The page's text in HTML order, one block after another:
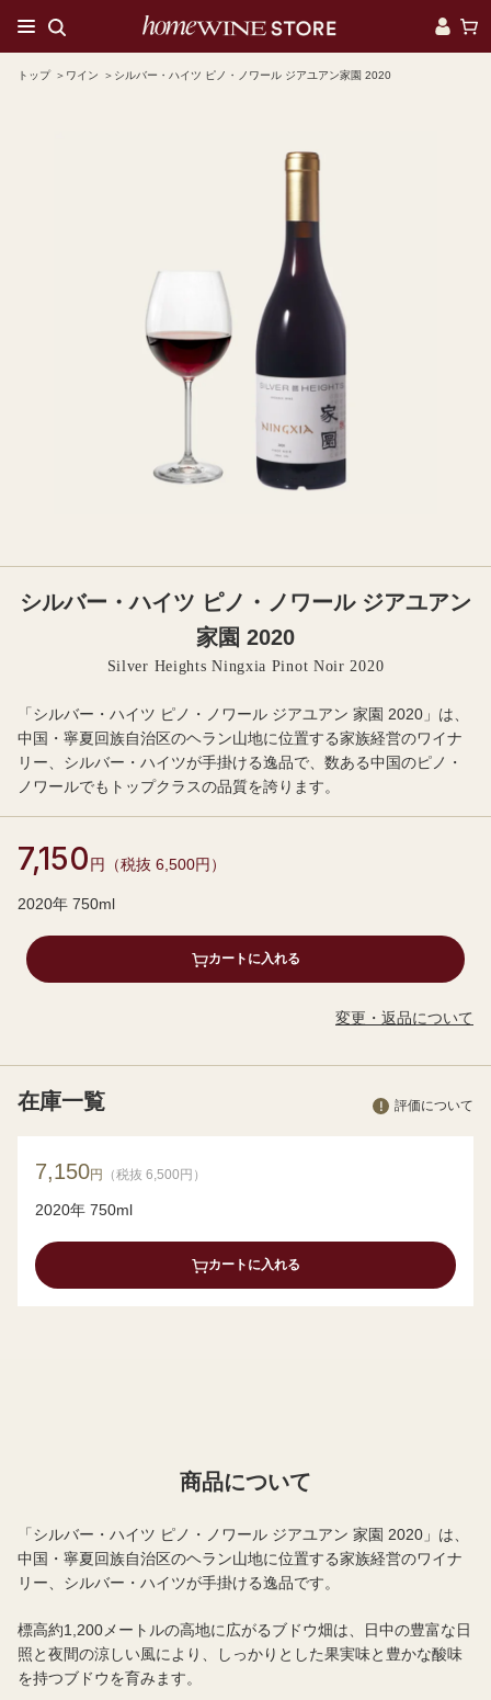
トップ ワイン シルバー・ハイツ ピノ・ノワール ジアユアン家園 2020
シルバー・ハイツ ピノ・ノワール ジアユアン
家園 2020
Silver Heights Ningxia Pinot Noir 2020
「シルバー・ハイツ ピノ・ノワール ジアユアン 家園 2020」は、
中国・寧夏回族自治区のヘラン山地に位置する家族経営のワイナ
リー、シルバー・ハイツが手掛ける逸品で、数ある中国のピノ・
ノワールでもトップクラスの品質を誇ります。
7,150円（税抜 6,500円）
2020年 750ml
カートに入れる
変更・返品について
在庫一覧 評価について
7,150円 （税抜 6,500円）
2020年 750ml
カートに入れる
商品について
「シルバー・ハイツ ピノ・ノワール ジアユアン 家園 2020」は、
中国・寧夏回族自治区のヘラン山地に位置する家族経営のワイナ
リー、シルバー・ハイツが手掛ける逸品です。
標高約1,200メートルの高地に広がるブドウ畑は、日中の豊富な日
照と夜間の涼しい風により、しっかりとした果実味と豊かな酸味
を持つブドウを育みます。